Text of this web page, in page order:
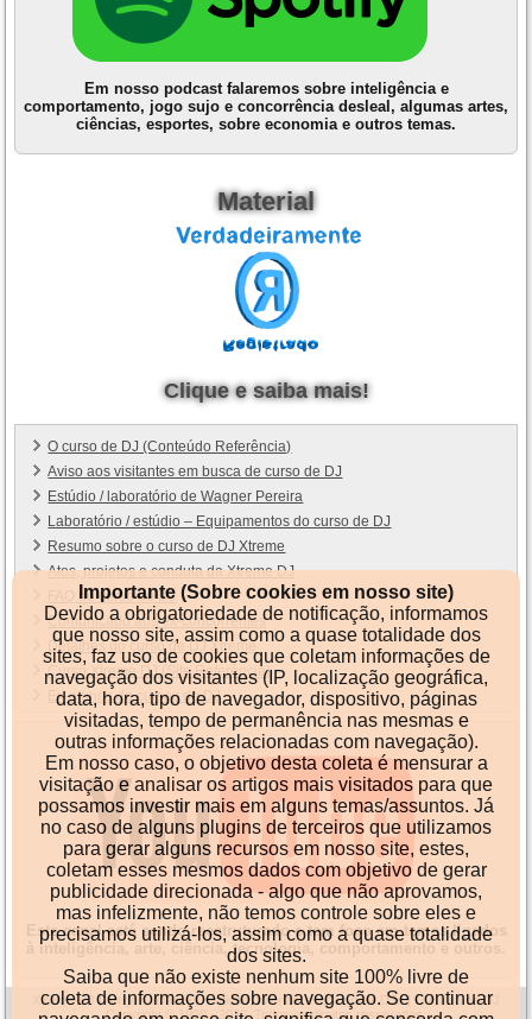
Em nosso podcast falaremos sobre inteligência e
comportamento, jogo sujo e concorrência desleal, algumas artes,
ciências, esportes, sobre economia e outros temas.
Material
Clique e saiba mais!
O curso de DJ (Conteúdo Referência)
Aviso aos visitantes em busca de curso de DJ
Estúdio / laboratório de Wagner Pereira
Laboratório / estúdio – Equipamentos do curso de DJ
Resumo sobre o curso de DJ Xtreme
Atos, projetos e conduta da Xtreme DJ
FAQ do curso de DJ
Comunicado aos ex-concorrentes
Detalhes do curso de DJ Xtreme
Curso Xtreme DJ (Site Referência)
Ex-alunos do cursos de DJ
Este canal está sendo reestruturado e tem foco em temas ligados
à inteligência, arte, ciência, tecnologia, comportamento e outros.
Xtreme-DJ |Artigos, análises, críticas, tutoriais e dicas para DJs| O curso de DJ
Copyright © 1999 - 2026. Todos os direitos reservados.
Importante (Sobre cookies em nosso site)
Devido a obrigatoriedade de notificação, informamos
que nosso site, assim como a quase totalidade dos
sites, faz uso de cookies que coletam informações de
navegação dos visitantes (IP, localização geográfica,
data, hora, tipo de navegador, dispositivo, páginas
visitadas, tempo de permanência nas mesmas e
outras informações relacionadas com navegação).
Em nosso caso, o objetivo desta coleta é mensurar a
visitação e analisar os artigos mais visitados para que
possamos investir mais em alguns temas/assuntos. Já
no caso de alguns plugins de terceiros que utilizamos
para gerar alguns recursos em nosso site, estes,
coletam esses mesmos dados com objetivo de gerar
publicidade direcionada - algo que não aprovamos,
mas infelizmente, não temos controle sobre eles e
precisamos utilizá-los, assim como a quase totalidade
dos sites.
Saiba que não existe nenhum site 100% livre de
coleta de informações sobre navegação. Se continuar